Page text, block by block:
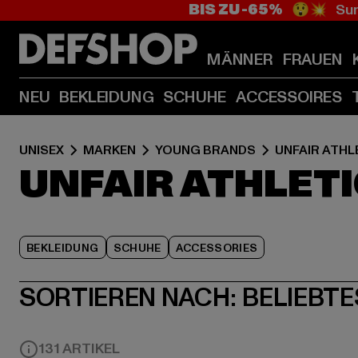
BIS ZU -65% 😲💥
MÄNNER FRAUEN
NEU BEKLEIDUNG SCHUHE ACCESSOIRES
UNISEX MARKEN YOUNG BRANDS UNFAIR
UNFAIR
BEKLEIDUNG SCHUHE ACCESSORIES
SORTIEREN NACH:
131 ARTIKEL